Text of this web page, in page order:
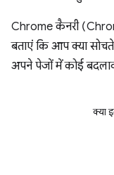
Chrome कैनरी
बताएं कि आप क्या
अपने पेजों में कोई
क्या